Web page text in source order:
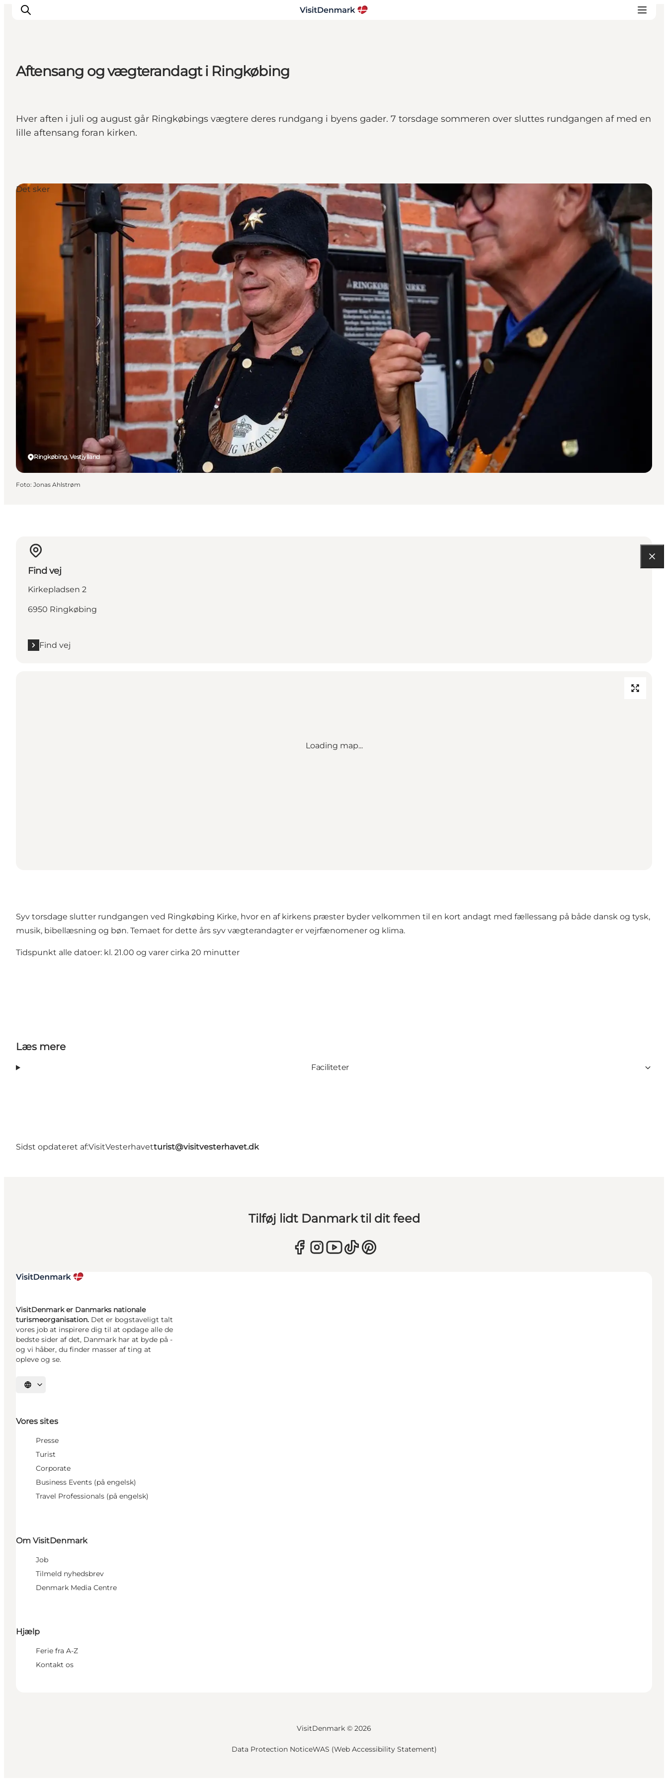
Oplevelser
Overnatning
Planlæg ferien
Aftensang og vægterandagt i Ringkøbing
Hver aften i juli og august går Ringkøbings vægtere deres rundgang i byens gader. 7 torsdage sommeren over sluttes rundgangen af med en
lille aftensang foran kirken.
Ringkøbing, Vestjylland
Det sker
Foto: Jonas Ahlstrøm
Find vej
Kirkepladsen 2
6950 Ringkøbing
Find vej
Loading map...
Syv torsdage slutter rundgangen ved Ringkøbing Kirke, hvor en af kirkens præster byder velkommen til en kort andagt med fællessang på både dansk og tysk,
musik, bibellæsning og bøn. Temaet for dette års syv vægterandagter er vejrfænomener og klima.
Tidspunkt alle datoer: kl. 21.00 og varer cirka 20 minutter
Læs mere
Faciliteter
Sidst opdateret af:VisitVesterhavetturist@visitvesterhavet.dk
Tilføj lidt Danmark til dit feed
VisitDenmark er Danmarks nationale
turismeorganisation. Det er bogstaveligt talt
vores job at inspirere dig til at opdage alle de
bedste sider af det, Danmark har at byde på -
og vi håber, du finder masser af ting at
opleve og se.
Vælg sprog
Vores sites
Presse
Turist
Corporate
Business Events (på engelsk)
Travel Professionals (på engelsk)
Om VisitDenmark
Job
Tilmeld nyhedsbrev
Denmark Media Centre
Hjælp
Ferie fra A-Z
Kontakt os
VisitDenmark © 2026
Data Protection NoticeWAS (Web Accessibility Statement)